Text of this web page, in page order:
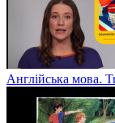
Англійська мова.